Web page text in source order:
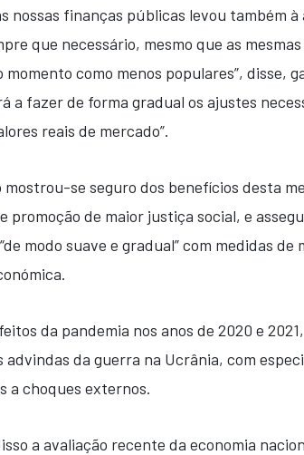
nossas finanças públicas levou também à
que necessário, mesmo que as
como menos populares”, disse,
a fazer de forma gradual os ajustes
reais de mercado”.
mostrou-se seguro dos benefícios desta
promoção de maior justiça social, e
modo suave e gradual” com medidas de
da pandemia nos anos de 2020 e
advindas da guerra na Ucrânia, com
a choques externos.
a avaliação recente da economia